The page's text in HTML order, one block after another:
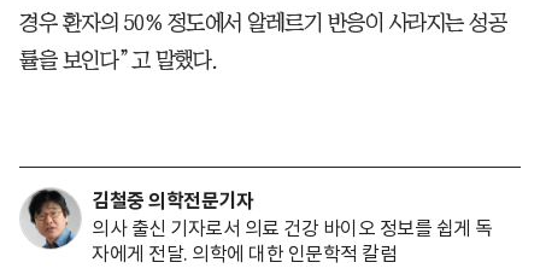
경우 환자의 50% 정도에서 알레르기 반응이 사라지는 성공
률을 보인다”고 말했다.
김철중 의학전문기자
의사 출신 기자로서 의료 건강 바이오 정보를 쉽게 독
자에게 전달. 의학에 대한 인문학적 칼럼